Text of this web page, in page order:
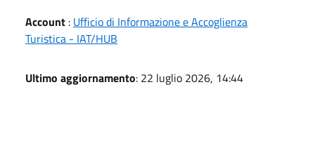
Account : Ufficio di Informazione e Accoglienza
Turistica - IAT/HUB
Ultimo aggiornamento: 22 luglio 2026, 14:44